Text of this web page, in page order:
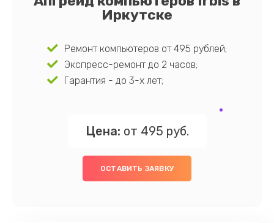
Иркутске
Ремонт компьютеров от 495 рублей;
Экспресс-ремонт до 2 часов;
Гарантия - до 3-х лет;
Цена: от 495 руб.
ОСТАВИТЬ ЗАЯВКУ